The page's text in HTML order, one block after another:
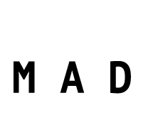
【エバーメイド